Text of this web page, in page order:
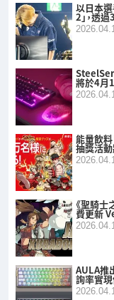
以日本
2」，透
將於4月
能量飲料
抽獎活
《聖騎士
費更新
AULA推
詢率實